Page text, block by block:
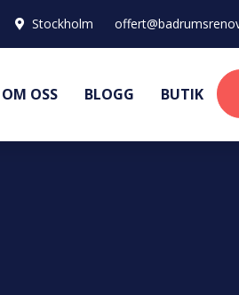
Stockholm
OM OSS BLOGG BUTIK